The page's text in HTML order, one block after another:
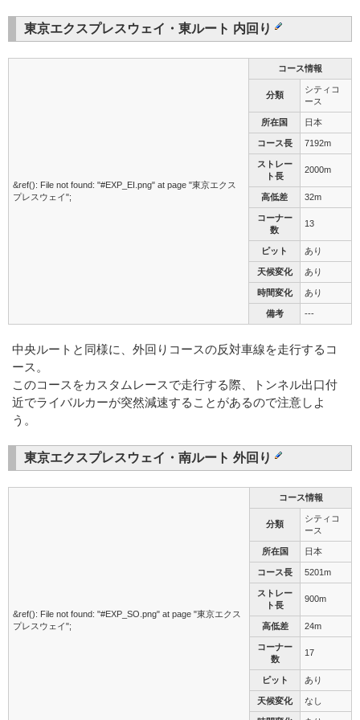
東京エクスプレスウェイ・東ルート 内回り
&ref(): File not found: "#EXP_EI.png" at page "東京エクス
プレスウェイ";
コース情報
分類
シティコ
ース
所在国 日本
コース長 7192m
ストレー
ト長
2000m
高低差 32m
コーナー
数
13
ピット あり
天候変化 あり
時間変化 あり
備考 ---
中央ルートと同様に、外回りコースの反対車線を走行するコ
ース。
このコースをカスタムレースで走行する際、トンネル出口付
近でライバルカーが突然減速することがあるので注意しよ
う。
東京エクスプレスウェイ・南ルート 外回り
&ref(): File not found: "#EXP_SO.png" at page "東京エクス
プレスウェイ";
コース情報
分類
シティコ
ース
所在国 日本
コース長 5201m
ストレー
ト長
900m
高低差 24m
コーナー
数
17
ピット あり
天候変化 なし